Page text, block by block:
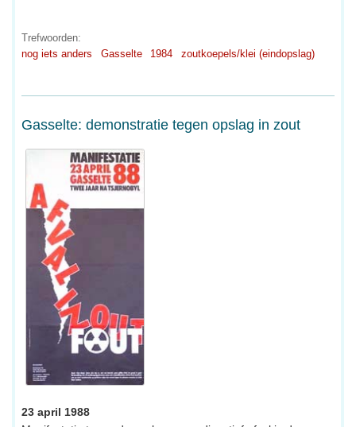
Trefwoorden:
nog iets anders
Gasselte 1984 zoutkoepels/klei (eindopslag)
Gasselte: demonstratie tegen opslag in zout
23 april 1988